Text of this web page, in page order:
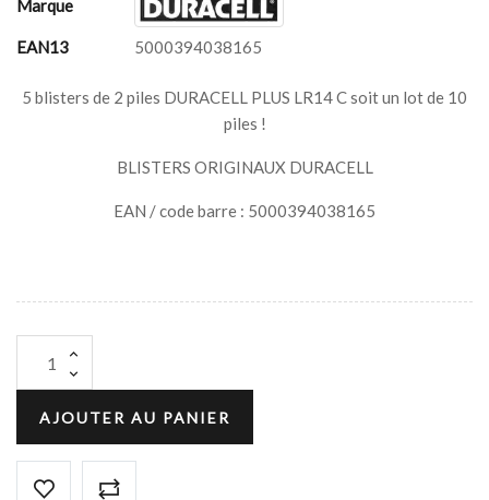
Marque
EAN13 5000394038165
5 blisters de 2 piles DURACELL PLUS LR14 C soit un lot de 10
piles !
BLISTERS ORIGINAUX DURACELL
EAN / code barre : 5000394038165
AJOUTER AU PANIER